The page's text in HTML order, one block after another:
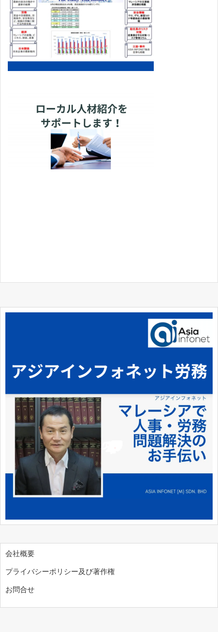
会社概要
プライバシーポリシー及び著作権
お問合せ